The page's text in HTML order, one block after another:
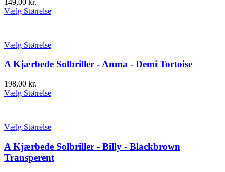
Vælg Størrelse
Vælg Størrelse
A Kjærbede Solbriller - Anma - Demi Tortoise
198,00 kr.
Vælg Størrelse
Vælg Størrelse
A Kjærbede Solbriller - Billy - Blackbrown
Transperent